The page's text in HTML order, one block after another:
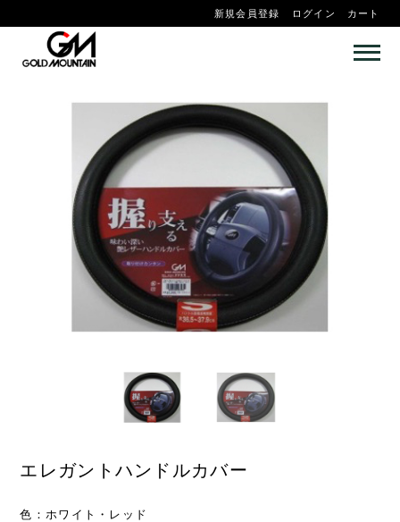
新規会員登録 ログイン カート
エレガントハンドルカバー
色：ホワイト・レッド